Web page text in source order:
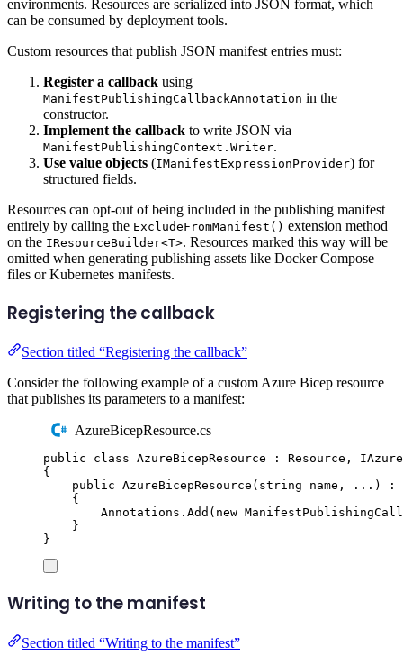
environments. Resources are serialized into JSON format, which
can be consumed by deployment tools.
Custom resources that publish JSON manifest entries must:
Register a callback using
ManifestPublishingCallbackAnnotation in the
constructor.
Implement the callback to write JSON via
ManifestPublishingContext.Writer.
Use value objects (IManifestExpressionProvider) for
structured fields.
Resources can opt-out of being included in the publishing manifest
entirely by calling the ExcludeFromManifest() extension method
on the IResourceBuilder<T>. Resources marked this way will be
omitted when generating publishing assets like Docker Compose
files or Kubernetes manifests.
Registering the callback
Section titled “Registering the callback”
Consider the following example of a custom Azure Bicep resource
that publishes its parameters to a manifest:
AzureBicepResource.cs
public class AzureBicepResource : Resource ,
{
public AzureBicepResource ( string name , ... )
:
{
Annotations . Add ( new
}
}
Writing to the manifest
Section titled “Writing to the manifest”